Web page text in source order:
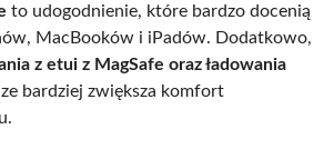
to udogodnienie, które bardzo docenią
MacBooków i iPadów. Dodatkowo,
z etui z MagSafe oraz ładowania
bardziej zwiększa komfort